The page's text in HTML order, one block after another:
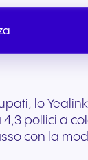
lo
pollici a
con la